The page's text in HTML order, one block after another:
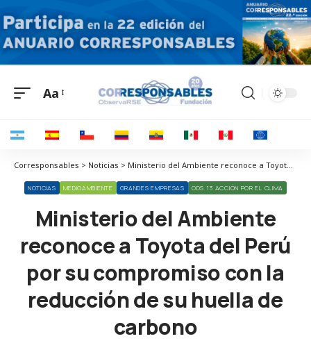
Aa
Corresponsables > Noticias > Ministerio del Ambiente reconoce a Toyota del Perú por su compromiso con la reducción de su huella de carbono
NOTICIAS MEDIOAMBIENTE GRANDES EMPRESAS ODS 13 ACCIÓN POR EL CLIMA
Ministerio del Ambiente
reconoce a Toyota del Perú
por su compromiso con la
reducción de su huella de
carbono